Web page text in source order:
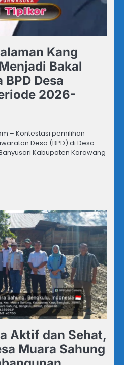
Kang
Bakal
Desa
2026-
– Kontestasi pemilihan
Desa (BPD) di Desa
Kabupaten Karawang
Aktif dan Sehat,
Muara Sahung